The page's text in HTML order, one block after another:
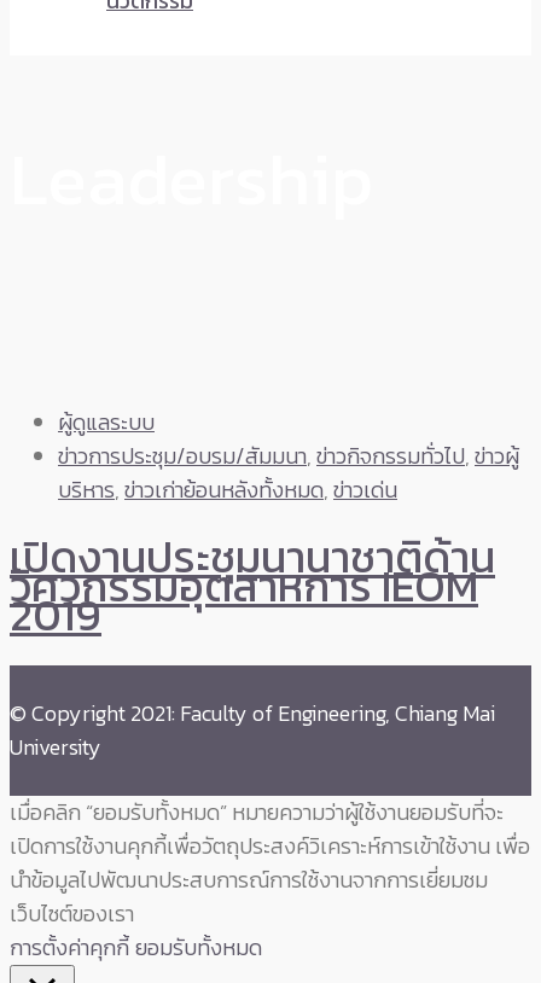
ผู้ดูแลระบบ
ข่าวการประชุม/อบรม/สัมมนา,ข่าวกิจกรรมทั่วไป,ข่าวผู้
บริหาร,ข่าวเก่าย้อนหลังทั้งหมด,ข่าวเด่น
เปิดงานประชุมนานาชาติด้าน
วิศวกรรมอุตสาหการ IEOM
2019
© Copyright 2021: Faculty of Engineering, Chiang Mai
University
เมื่อคลิก “ยอมรับทั้งหมด” หมายความว่าผู้ใช้งานยอมรับที่จะ
เปิดการใช้งานคุกกี้เพื่อวัตถุประสงค์วิเคราะห์การเข้าใช้งาน เพื่อ
นำข้อมูลไปพัฒนาประสบการณ์การใช้งานจากการเยี่ยมชม
เว็บไซต์ของเรา
การตั้งค่าคุกกี้ยอมรับทั้งหมด